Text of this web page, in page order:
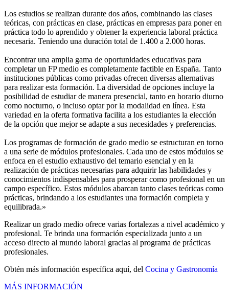
Los estudios se realizan durante dos años, combinando las clases
teóricas, con prácticas en clase, prácticas en empresas para poner en
práctica todo lo aprendido y obtener la experiencia laboral práctica
necesaria. Teniendo una duración total de 1.400 a 2.000 horas.
Encontrar una amplia gama de oportunidades educativas para
completar un FP medio es completamente factible en España. Tanto
instituciones públicas como privadas ofrecen diversas alternativas
para realizar esta formación. La diversidad de opciones incluye la
posibilidad de estudiar de manera presencial, tanto en horario diurno
como nocturno, o incluso optar por la modalidad en línea. Esta
variedad en la oferta formativa facilita a los estudiantes la elección
de la opción que mejor se adapte a sus necesidades y preferencias.
Los programas de formación de grado medio se estructuran en torno
a una serie de módulos profesionales. Cada uno de estos módulos se
enfoca en el estudio exhaustivo del temario esencial y en la
realización de prácticas necesarias para adquirir las habilidades y
conocimientos indispensables para prosperar como profesional en un
campo específico. Estos módulos abarcan tanto clases teóricas como
prácticas, brindando a los estudiantes una formación completa y
equilibrada.»
Realizar un grado medio ofrece varias fortalezas a nivel académico y
profesional. Te brinda una formación especializada junto a un
acceso directo al mundo laboral gracias al programa de prácticas
profesionales.
Obtén más información específica aquí, del Cocina y Gastronomía
MÁS INFORMACIÓN